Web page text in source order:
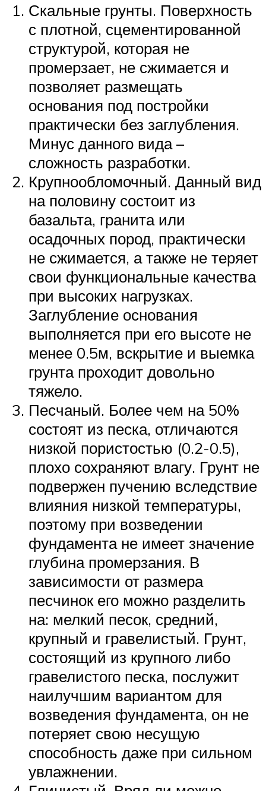
Скальные грунты. Поверхность
с плотной, сцементированной
структурой, которая не
промерзает, не сжимается и
позволяет размещать
основания под постройки
практически без заглубления.
Минус данного вида –
сложность разработки.
Крупнообломочный. Данный вид
на половину состоит из
базальта, гранита или
осадочных пород, практически
не сжимается, а также не теряет
свои функциональные качества
при высоких нагрузках.
Заглубление основания
выполняется при его высоте не
менее 0.5м, вскрытие и выемка
грунта проходит довольно
тяжело.
Песчаный. Более чем на 50%
состоят из песка, отличаются
низкой пористостью (0.2-0.5),
плохо сохраняют влагу. Грунт не
подвержен пучению вследствие
влияния низкой температуры,
поэтому при возведении
фундамента не имеет значение
глубина промерзания. В
зависимости от размера
песчинок его можно разделить
на: мелкий песок, средний,
крупный и гравелистый. Грунт,
состоящий из крупного либо
гравелистого песка, послужит
наилучшим вариантом для
возведения фундамента, он не
потеряет свою несущую
способность даже при сильном
увлажнении.